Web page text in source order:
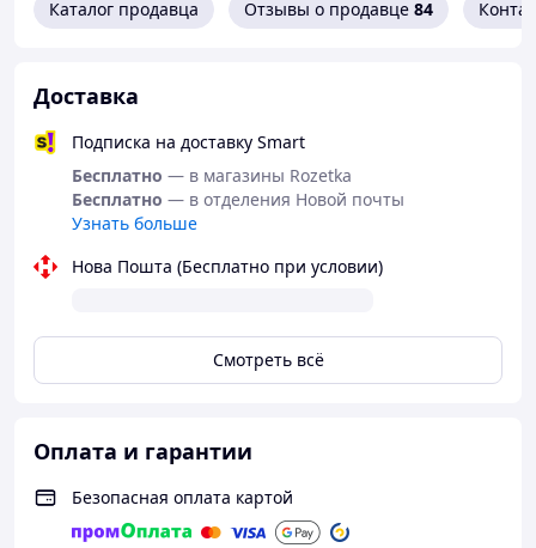
Каталог продавца Отзывы о продавце 84
Доставка
Подписка на доставку Smart
Бесплатно — в магазины Rozetka
Бесплатно — в отделения Новой почты
Узнать больше
Нова Пошта (Бесплатно при условии)
Смотреть всё
Оплата и гарантии
Безопасная оплата картой